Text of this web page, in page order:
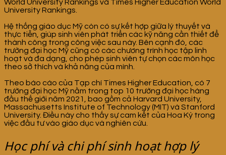
World University Rankings và Times Higher Education World
University Rankings.
Hệ thống giáo dục Mỹ còn có sự kết hợp giữa lý thuyết và
thực tiễn, giúp sinh viên phát triển các kỹ năng cần thiết để
thành công trong công việc sau này. Bên cạnh đó, các
trường đại học Mỹ cũng có các chương trình học tập linh
hoạt và đa dạng, cho phép sinh viên tự chọn các môn học
theo sở thích và khả năng của mình.
Theo báo cáo của Tạp chí Times Higher Education, có 7
trường đại học Mỹ nằm trong top 10 trường đại học hàng
đầu thế giới năm 2021, bao gồm cả Harvard University,
Massachusetts Institute of Technology (MIT) và Stanford
University. Điều này cho thấy sự cam kết của Hoa Kỳ trong
việc đầu tư vào giáo dục và nghiên cứu.
Học phí và chi phí sinh hoạt hợp lý